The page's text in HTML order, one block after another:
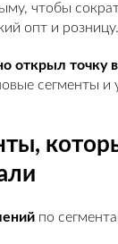
чтобы
опт и розницу.
открыл точку
сегменты
по